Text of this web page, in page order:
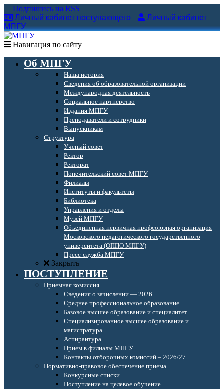
Подпишись на RSS
Личный кабинет поступающего
Личный кабинет
МПГУ
Навигация по сайту
Об МПГУ
Наша история
Сведения об образовательной организации
Международная деятельность
Социальное партнерство
Издания МПГУ
Преподаватели и сотрудники
Выпускникам
Структура
Ученый совет
Ректор
Ректорат
Попечительский совет МПГУ
Филиалы
Институты и факультеты
Библиотека
Управления и отделы
Музей МПГУ
Объединенная первичная профсоюзная организация
Московского педагогического государственного
университета (ОППО МПГУ)
Пресс-служба МПГУ
Закрыть
ПОСТУПЛЕНИЕ
Приемная комиссия
Сведения о зачислении — 2026
Среднее профессиональное образование
Базовое высшее образование и специалитет
Специализированное высшее образование и
магистратура
Аспирантура
Прием в филиалы МПГУ
Контакты отборочных комиссий – 2026/27
Нормативно-правовое обеспечение приема
Конкурсные списки
Поступление на целевое обучение